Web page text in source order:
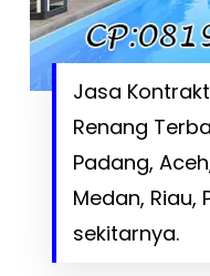
Jasa
Renang
Padang,
Medan, Riau,
sekitarnya.